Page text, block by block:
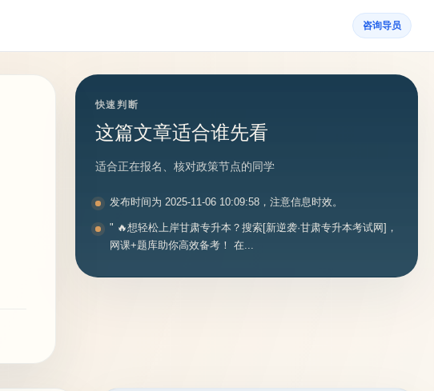
咨询导员
快速判断
这篇文章适合谁先看
适合正在报名、核对政策节点的同学
发布时间为 2025-11-06 10:09:58，注意信息时效。
" 🔥想轻松上岸甘肃专升本？搜索[新逆袭·甘肃专升本考试网]，
网课+题库助你高效备考！ 在...